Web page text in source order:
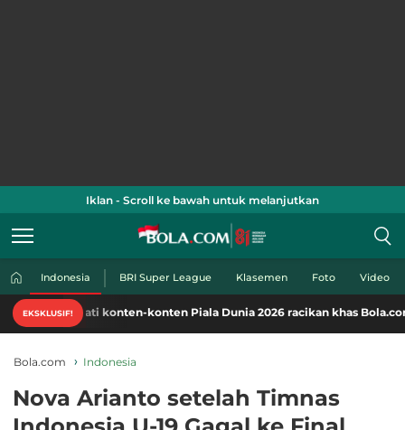
Iklan - Scroll ke bawah untuk melanjutkan
Indonesia BRI Super League Klasemen Foto Video
EKSKLUSIF!
konten-konten Piala Dunia 2026 racikan khas Bola.com. Klik di
Bola.com Indonesia
Nova Arianto setelah Timnas